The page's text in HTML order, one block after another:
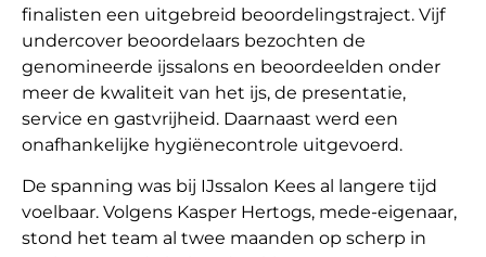
finalisten een uitgebreid beoordelingstraject. Vijf
undercover beoordelaars bezochten de
genomineerde ijssalons en beoordeelden onder
meer de kwaliteit van het ijs, de presentatie,
service en gastvrijheid. Daarnaast werd een
onafhankelijke hygiënecontrole uitgevoerd.
De spanning was bij IJssalon Kees al langere tijd
voelbaar. Volgens Kasper Hertogs, mede-eigenaar,
stond het team al twee maanden op scherp in